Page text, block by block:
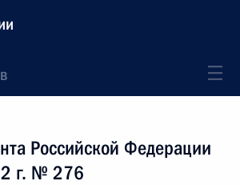
Российской Федерации
г. № 276